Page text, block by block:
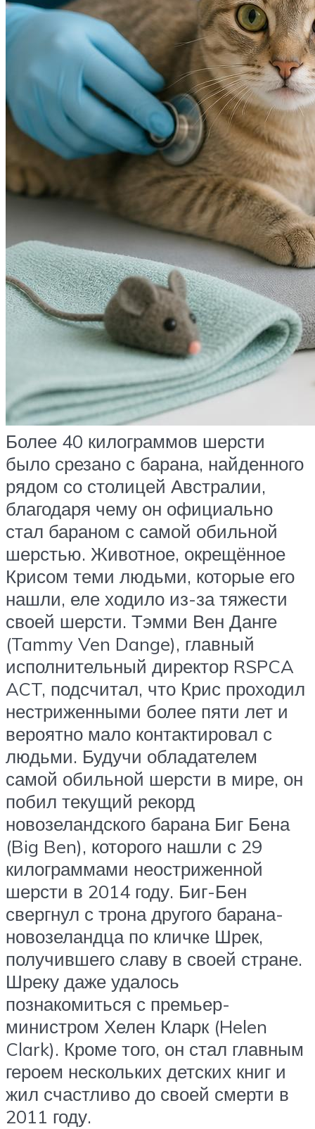
Более 40 килограммов шерсти
было срезано с барана, найденного
рядом со столицей Австралии,
благодаря чему он официально
стал бараном с самой обильной
шерстью. Животное, окрещённое
Крисом теми людьми, которые его
нашли, еле ходило из-за тяжести
своей шерсти. Тэмми Вен Данге
(Tammy Ven Dange), главный
исполнительный директор RSPCA
ACT, подсчитал, что Крис проходил
нестриженными более пяти лет и
вероятно мало контактировал с
людьми. Будучи обладателем
самой обильной шерсти в мире, он
побил текущий рекорд
новозеландского барана Биг Бена
(Big Ben), которого нашли с 29
килограммами неостриженной
шерсти в 2014 году. Биг-Бен
свергнул с трона другого барана-
новозеландца по кличке Шрек,
получившего славу в своей стране.
Шреку даже удалось
познакомиться с премьер-
министром Хелен Кларк (Helen
Clark). Кроме того, он стал главным
героем нескольких детских книг и
жил счастливо до своей смерти в
2011 году.